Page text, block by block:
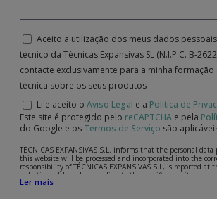
Aceito a utilização dos meus dados
técnico da Técnicas Expansivas SL (N.I.P.C. B-
contacte exclusivamente para a minha formação
técnica sobre os seus produtos
Li e aceito o Aviso Legal e a Política de
Este site é protegido pelo reCAPTCHA e pela
do Google e os Termos de Serviço são
TÉCNICAS EXPANSIVAS S.L. informs that the personal
this website will be processed and incorporated into the
responsibility of TÉCNICAS EXPANSIVAS S.L, is reported at
collection, although, according to the specific case, its
following: attention to your referred request, complaint or
Ler mais